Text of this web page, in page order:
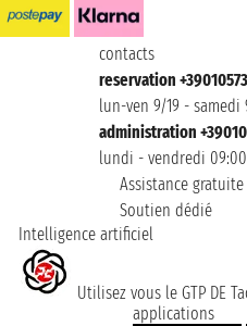
contacts
reservation
lun-ven 9/19 - samedi
administration
lundi - vendredi 09:00
Assistance gratuite
Soutien dédié
Intelligence artificiel
Utilisez vous le GTP DE
applications